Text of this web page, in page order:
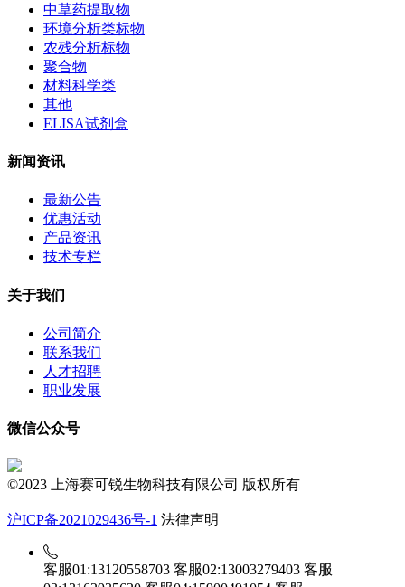
中草药提取物
环境分析类标物
农残分析标物
聚合物
材料科学类
其他
ELISA试剂盒
新闻资讯
最新公告
优惠活动
产品资讯
技术专栏
关于我们
公司简介
联系我们
人才招聘
职业发展
微信公众号
©2023 上海赛可锐生物科技有限公司 版权所有
沪ICP备2021029436号-1 法律声明
客服01:13120558703 客服02:13003279403 客服